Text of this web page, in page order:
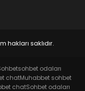
hakları saklıdır.
sohbet odaları
chatMuhabbet sohbet
chatSohbet odaları